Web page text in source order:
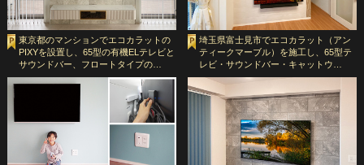
東京都のマンションでエコカラットの
PIXYを設置し、65型の有機ELテレビと
サウンドバー、フロートタイプの…
埼玉県富士見市でエコカラット（アン
ティークマーブル）を施工し、65型テ
レビ・サウンドバー・キャットウ…